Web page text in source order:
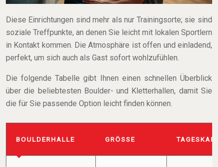
Diese Einrichtungen sind mehr als nur Trainingsorte; sie sind
soziale Treffpunkte, an denen Sie leicht mit lokalen Sportlern
in Kontakt kommen. Die Atmosphäre ist offen und einladend,
perfekt, um sich auch als Gast sofort wohlzufühlen.
Die folgende Tabelle gibt Ihnen einen schnellen Überblick
über die beliebtesten Boulder- und Kletterhallen, damit Sie
die für Sie passende Option leicht finden können.
BOULDERHALLE GRÖSSE